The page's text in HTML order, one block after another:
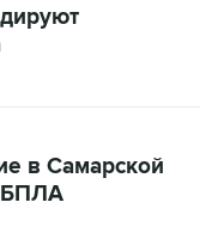
в Самарской
БПЛА